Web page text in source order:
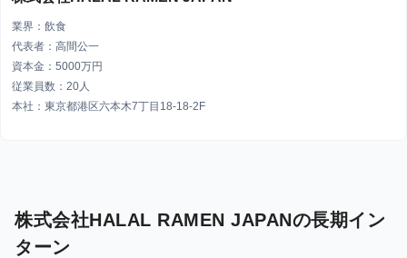
業界：飲食
代表者：高間公一
資本金：5000万円
従業員数：20人
本社：東京都港区六本木7丁目18-18-2F
株式会社HALAL RAMEN JAPANの長期イン
ターン